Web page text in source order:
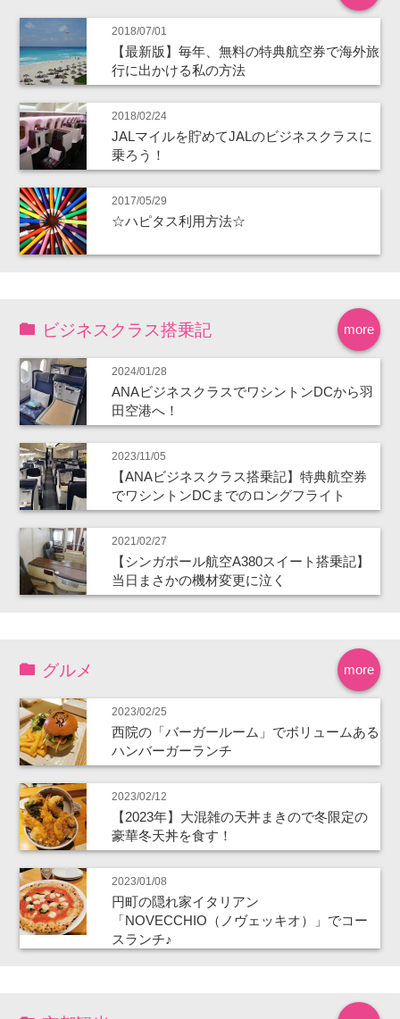
2018/07/01
【最新版】毎年、無料の特典航空券で海外旅
行に出かける私の方法
2018/02/24
JALマイルを貯めてJALのビジネスクラスに
乗ろう！
2017/05/29
☆ハピタス利用方法☆
more
ビジネスクラス搭乗記
2024/01/28
ANAビジネスクラスでワシントンDCから羽
田空港へ！
2023/11/05
【ANAビジネスクラス搭乗記】特典航空券
でワシントンDCまでのロングフライト
2021/02/27
【シンガポール航空A380スイート搭乗記】
当日まさかの機材変更に泣く
more
グルメ
2023/02/25
西院の「バーガールーム」でボリュームある
ハンバーガーランチ
2023/02/12
【2023年】大混雑の天丼まきので冬限定の
豪華冬天丼を食す！
2023/01/08
円町の隠れ家イタリアン
「NOVECCHIO（ノヴェッキオ）」でコー
スランチ♪